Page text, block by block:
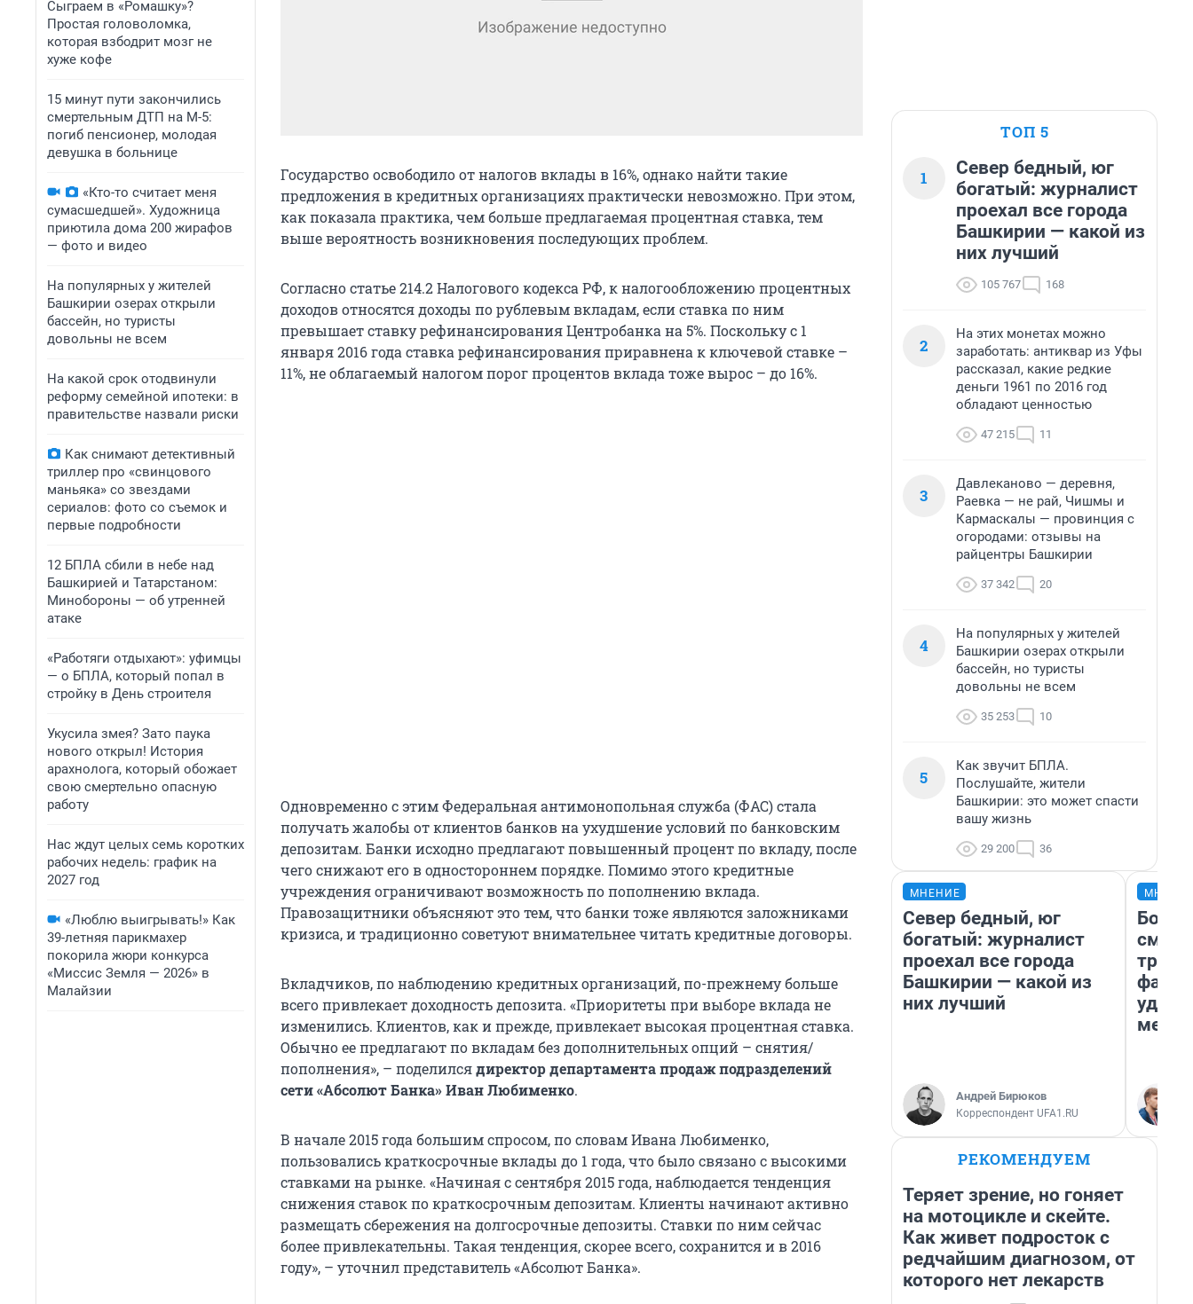
Сыграем в «Ромашку»?
Простая головоломка,
которая взбодрит мозг не
хуже кофе
15 минут пути закончились
смертельным ДТП на М-5:
погиб пенсионер, молодая
девушка в больнице
«Кто-то считает меня
сумасшедшей». Художница
приютила дома 200 жирафов
— фото и видео
На популярных у жителей
Башкирии озерах открыли
бассейн, но туристы
довольны не всем
На какой срок отодвинули
реформу семейной ипотеки: в
правительстве назвали риски
Как снимают детективный
триллер про «свинцового
маньяка» со звездами
сериалов: фото со съемок и
первые подробности
12 БПЛА сбили в небе над
Башкирией и Татарстаном:
Минобороны — об утренней
атаке
«Работяги отдыхают»: уфимцы
— о БПЛА, который попал в
стройку в День строителя
Укусила змея? Зато паука
нового открыл! История
арахнолога, который обожает
свою смертельно опасную
работу
Нас ждут целых семь коротких
рабочих недель: график на
2027 год
«Люблю выигрывать!» Как
39-летняя парикмахер
покорила жюри конкурса
«Миссис Земля — 2026» в
Малайзии
Государство освободило от налогов вклады в 16%, однако найти такие
предложения в кредитных организациях практически невозможно. При этом,
как показала практика, чем больше предлагаемая процентная ставка, тем
выше вероятность возникновения последующих проблем.
Согласно статье 214.2 Налогового кодекса РФ, к налогообложению процентных
доходов относятся доходы по рублевым вкладам, если ставка по ним
превышает ставку рефинансирования Центробанка на 5%. Поскольку с 1
января 2016 года ставка рефинансирования приравнена к ключевой ставке –
11%, не облагаемый налогом порог процентов вклада тоже вырос – до 16%.
Одновременно с этим Федеральная антимонопольная служба (ФАС) стала
получать жалобы от клиентов банков на ухудшение условий по банковским
депозитам. Банки исходно предлагают повышенный процент по вкладу, после
чего снижают его в одностороннем порядке. Помимо этого кредитные
учреждения ограничивают возможность по пополнению вклада.
Правозащитники объясняют это тем, что банки тоже являются заложниками
кризиса, и традиционно советуют внимательнее читать кредитные договоры.
Вкладчиков, по наблюдению кредитных организаций, по-прежнему больше
всего привлекает доходность депозита. «Приоритеты при выборе вклада не
изменились. Клиентов, как и прежде, привлекает высокая процентная ставка.
Обычно ее предлагают по вкладам без дополнительных опций – снятия/
пополнения», – поделилсядиректор департамента продаж подразделений
сети «Абсолют Банка» Иван Любименко.
В начале 2015 года большим спросом, по словам Ивана Любименко,
пользовались краткосрочные вклады до 1 года, что было связано с высокими
ставками на рынке. «Начиная с сентября 2015 года, наблюдается тенденция
снижения ставок по краткосрочным депозитам. Клиенты начинают активно
размещать сбережения на долгосрочные депозиты. Ставки по ним сейчас
более привлекательны. Такая тенденция, скорее всего, сохранится и в 2016
году», – уточнил представитель «Абсолют Банка».
ТОП 5
1
Север бедный, юг
богатый: журналист
проехал все города
Башкирии — какой из
них лучший
105 767 168
2
На этих монетах можно
заработать: антиквар из Уфы
рассказал, какие редкие
деньги 1961 по 2016 год
обладают ценностью
47 215 11
3
Давлеканово — деревня,
Раевка — не рай, Чишмы и
Кармаскалы — провинция с
огородами: отзывы на
райцентры Башкирии
37 342 20
4
На популярных у жителей
Башкирии озерах открыли
бассейн, но туристы
довольны не всем
35 253 10
5
Как звучит БПЛА.
Послушайте, жители
Башкирии: это может спасти
вашу жизнь
29 200 36
МНЕНИЕ
Север бедный, юг
богатый: журналист
проехал все города
Башкирии — какой из
них лучший
Андрей Бирюков
Корреспондент UFA1.RU
месте
РЕКОМЕНДУЕМ
Теряет зрение, но гоняет
на мотоцикле и скейте.
Как живет подросток с
редчайшим диагнозом, от
которого нет лекарств